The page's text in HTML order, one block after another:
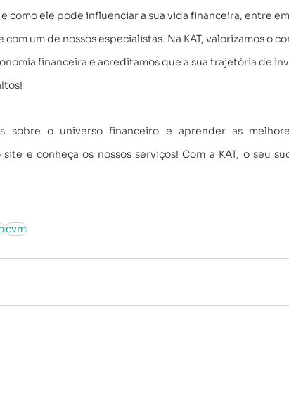
e como ele pode influenciar a sua vida financeira, entre
com um de nossos especialistas. Na KAT, valorizamos o
financeira e acreditamos que a sua trajetória de
sobre o universo financeiro e aprender as
e conheça os nossos serviços! Com a KAT, o seu
cvm